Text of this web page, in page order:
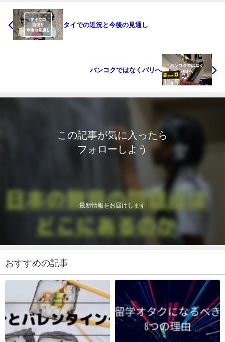
タイでの近況と今後の見通し
バンコクではなくパリへ
この記事が気に入ったら
フォローしよう
最新情報をお届けします
おすすめの記事